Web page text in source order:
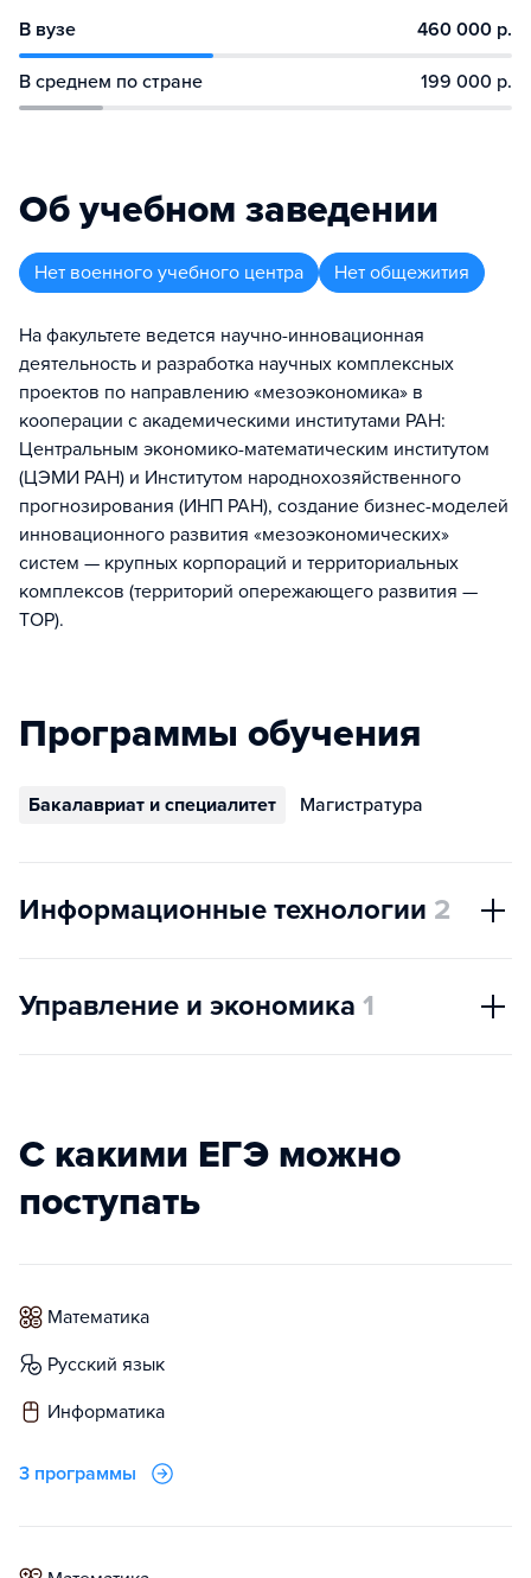
В вузе 460 000 р.
В среднем по стране 199 000 р.
Об учебном заведении
Нет военного учебного центра Нет общежития
На факультете ведется научно-инновационная
деятельность и разработка научных комплексных
проектов по направлению «мезоэкономика» в
кооперации с академическими институтами РАН:
Центральным экономико-математическим институтом
(ЦЭМИ РАН) и Институтом народнохозяйственного
прогнозирования (ИНП РАН), создание бизнес-моделей
инновационного развития «мезоэкономических»
систем — крупных корпораций и территориальных
комплексов (территорий опережающего развития —
ТОР).
Программы обучения
Бакалавриат и специалитет Магистратура
Информационные технологии 2
Управление и экономика 1
С какими ЕГЭ можно
поступать
математика
русский язык
информатика
3 программы